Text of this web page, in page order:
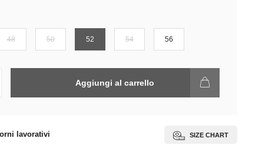
48 50 52 54 56
Aggiungi al carrello
lavorativi SIZE CHART